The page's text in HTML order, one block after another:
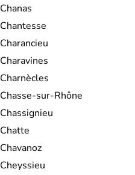
Chanas
Chantesse
Charancieu
Charavines
Charnècles
Chasse-sur-Rhône
Chassignieu
Chatte
Chavanoz
Cheyssieu